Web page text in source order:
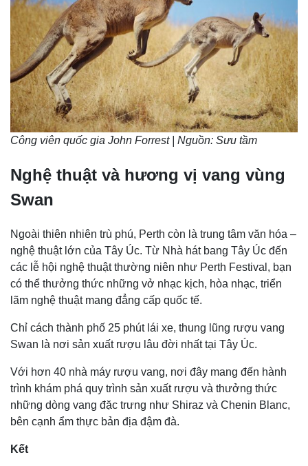
Công viên quốc gia John Forrest | Nguồn: Sưu tầm
Nghệ thuật và hương vị vang vùng
Swan
Ngoài thiên nhiên trù phú, Perth còn là trung tâm văn hóa –
nghệ thuật lớn của Tây Úc. Từ Nhà hát bang Tây Úc đến
các lễ hội nghệ thuật thường niên như Perth Festival, bạn
có thể thưởng thức những vở nhạc kịch, hòa nhạc, triển
lãm nghệ thuật mang đẳng cấp quốc tế.
Chỉ cách thành phố 25 phút lái xe, thung lũng rượu vang
Swan là nơi sản xuất rượu lâu đời nhất tại Tây Úc.
Với hơn 40 nhà máy rượu vang, nơi đây mang đến hành
trình khám phá quy trình sản xuất rượu và thưởng thức
những dòng vang đặc trưng như Shiraz và Chenin Blanc,
bên cạnh ẩm thực bản địa đậm đà.
Kết